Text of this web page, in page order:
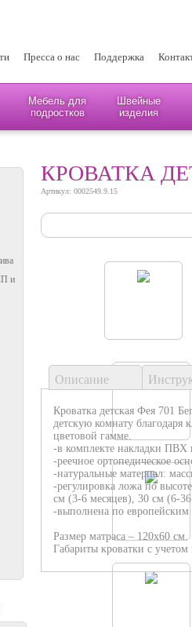
Пресса о нас Поддержка
Мебель для
подростков
Швейные
изделия
и
КРОВАТКА
Артикул: 0002549.9.15
Описание
Кроватка детская Фея 701
детскую комнату благодаря
цветовой гамме.
-в комплекте накладки ПВХ
-реечное ортопедическое
-натуральные материал:
-регулировка ложа по
см (3-6 месяцев), 30 см (6-
-выполнена по европейским
Размер матраса – 120х60 см.
Габариты кроватки с